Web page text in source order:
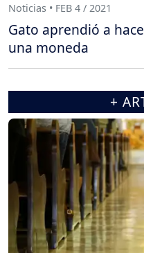
Noticias • FEB 4 / 2021
Gato aprendió a
una moneda
+